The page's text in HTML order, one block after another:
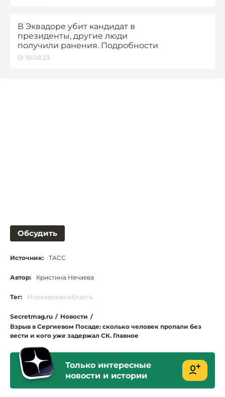
В Эквадоре убит кандидат в
президенты, другие люди
получили ранения. Подробности
10.08.23
Обсудить
Источник: ТАСС
Автор: Кристина Нечаева
Тег: Московская область
Secretmag.ru / Новости /
Взрыв в Сергиевом Посаде: сколько человек пропали без
вести и кого уже задержал СК. Главное
Только интересные
новости и истории